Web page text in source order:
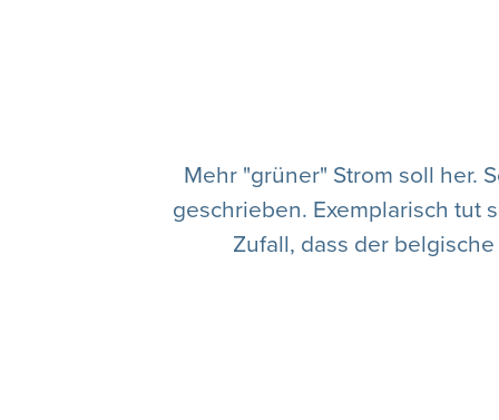
Mehr "grüner" Strom soll her.
geschrieben. Exemplarisch tut
Zufall, dass der